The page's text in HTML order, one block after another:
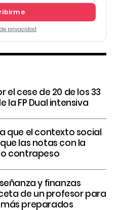
privacidad
el cese de 20 de los 33
la FP Dual intensiva
que el contexto social
las notas con la
contrapeso
y finanzas
de un profesor para
preparados